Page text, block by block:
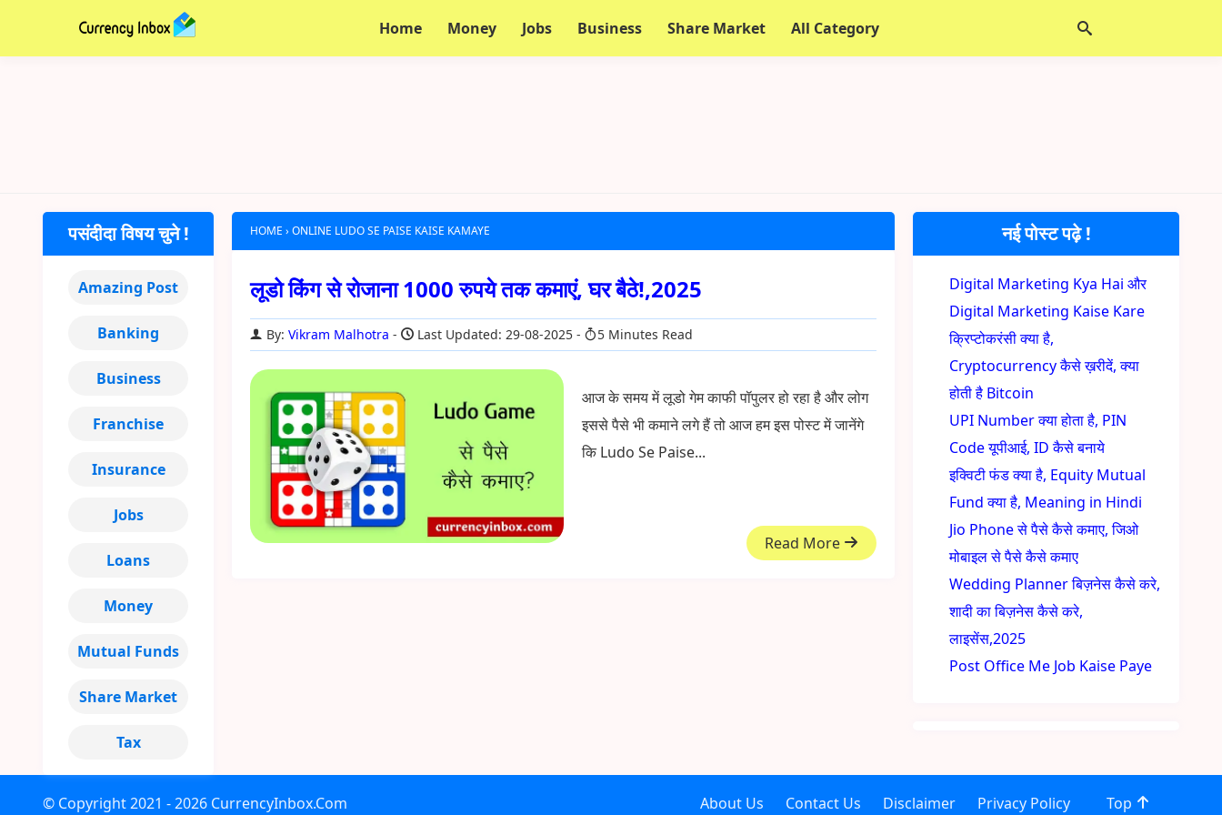
Home Money Jobs Business Share Market All Category
HOME ›ONLINE LUDO SE PAISE KAISE KAMAYE
लूडो किंग से रोजाना 1000 रुपये तक कमाएं, घर बैठे!,2025
By:Vikram Malhotra Last Updated: 29-08-2025 5 Minutes Read
आज के समय में लूडो गेम काफी पॉपुलर हो रहा है और लोग
इससे पैसे भी कमाने लगे हैं तो आज हम इस पोस्ट में जानेंगे
कि Ludo Se Paise...
Read More
नई पोस्ट पढ़े !
Digital Marketing Kya Hai और
Digital Marketing Kaise Kare
क्रिप्टोकरंसी क्या है,
Cryptocurrency कैसे ख़रीदें, क्या
होती है Bitcoin
UPI Number क्या होता है, PIN
Code यूपीआई, ID कैसे बनाये
इक्विटी फंड क्या है, Equity Mutual
Fund क्या है, Meaning in Hindi
Jio Phone से पैसे कैसे कमाए, जिओ
मोबाइल से पैसे कैसे कमाए
Wedding Planner बिज़नेस कैसे करे,
शादी का बिज़नेस कैसे करे,
लाइसेंस,2025
Post Office Me Job Kaise Paye
पसंदीदा विषय चुने !
Amazing Post
Banking
Business
Franchise
Insurance
Jobs
Loans
Money
Mutual Funds
Share Market
Tax
© Copyright2021 - 2026 CurrencyInbox.Com About Us Contact Us Disclaimer Privacy Policy Top